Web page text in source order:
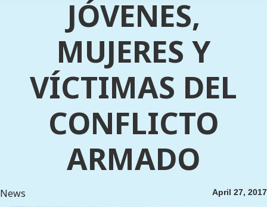
JÓVENES,
MUJERES Y
VÍCTIMAS DEL
CONFLICTO
ARMADO
News April 27, 2017